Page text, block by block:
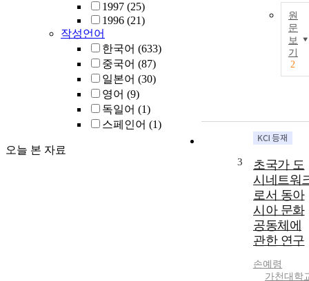
1997 (25)
1996 (21)
작성언어
한국어 (633)
중국어 (87)
일본어 (30)
영어 (9)
독일어 (1)
스페인어 (1)
오늘 본 자료
원
문
보
기
2
3
초국가 도
시네트워
로서 동아
시아 문화
공동체에
관한 연구
손예령
가천대학